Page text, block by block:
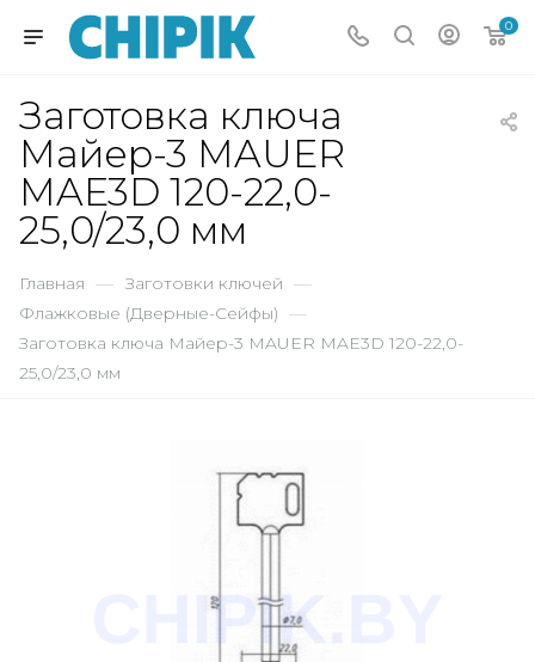
0
Заготовка ключа
Майер-3 MAUER
MAE3D 120-22,0-
25,0/23,0 мм
Главная — Заготовки ключей —
Флажковые (Дверные-Сейфы) —
Заготовка ключа Майер-3 MAUER MAE3D 120-22,0-
25,0/23,0 мм